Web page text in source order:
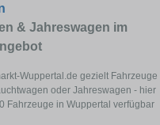
& Jahreswagen im
Wuppertal.de gezielt Fahrzeuge
oder Jahreswagen - hier
Fahrzeuge in Wuppertal verfügbar